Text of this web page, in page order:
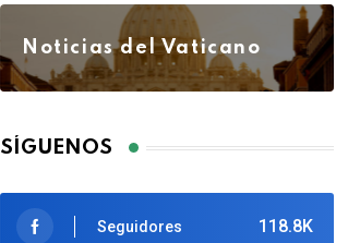
Noticias del Vaticano
SÍGUENOS
118.8K
Seguidores